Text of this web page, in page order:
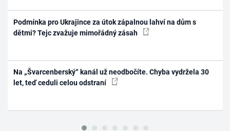
Podmínka pro Ukrajince za útok zápalnou lahví na dům s
dětmi? Tejc zvažuje mimořádný zásah
Na „Švarcenberský“ kanál už neodbočíte. Chyba vydržela 30
let, teď ceduli celou odstraní